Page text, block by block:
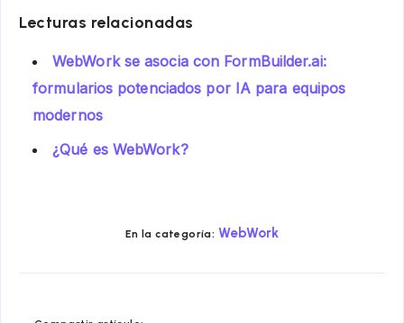
Lecturas relacionadas
WebWork se asocia con FormBuilder.ai:
formularios potenciados por IA para equipos
modernos
¿Qué es WebWork?
En la categoría: WebWork